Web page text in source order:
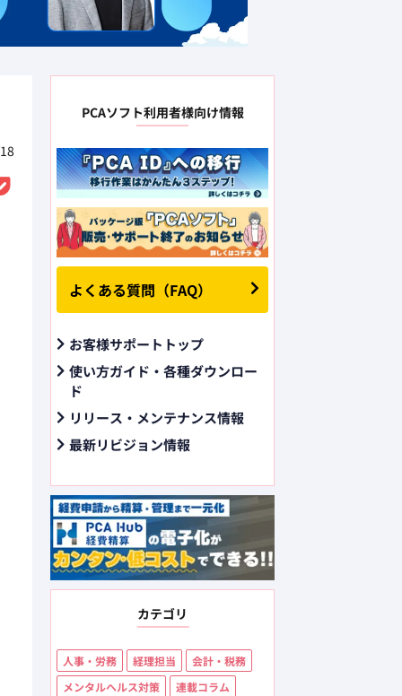
PCAソフト利用者様向け情報
よくある質問（FAQ）
お客様サポートトップ
使い方ガイド・各種ダウンロー
ド
リリース・メンテナンス情報
最新リビジョン情報
カテゴリ
人事・労務 経理担当
会計・税務
メンタルヘルス対策
連載コラム